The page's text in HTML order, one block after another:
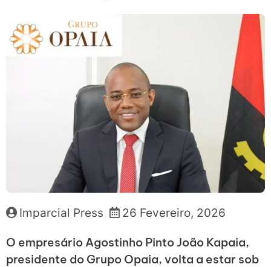
Imparcial Press 26 Fevereiro, 2026
O empresário Agostinho Pinto João Kapaia,
presidente do Grupo Opaia, volta a estar sob